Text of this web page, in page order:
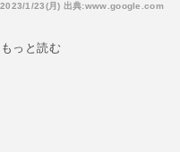
のゴルフは最高でし
2023/1/23(月) 出典:www.google.com
っと読む